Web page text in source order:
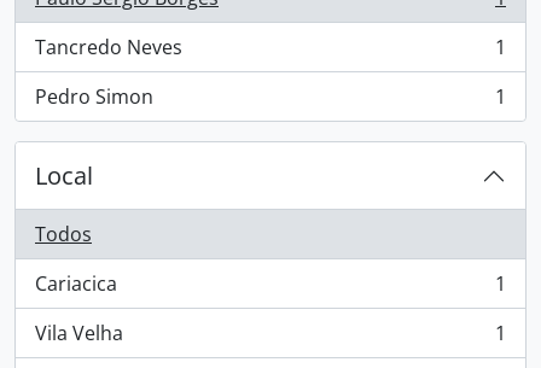
, 1 resultados
Tancredo Neves
, 1 resultados
1
Pedro Simon
, 1 resultados 1
Local
Todos
Cariacica
, 1 resultados
1
Vila Velha
, 1 resultados
1